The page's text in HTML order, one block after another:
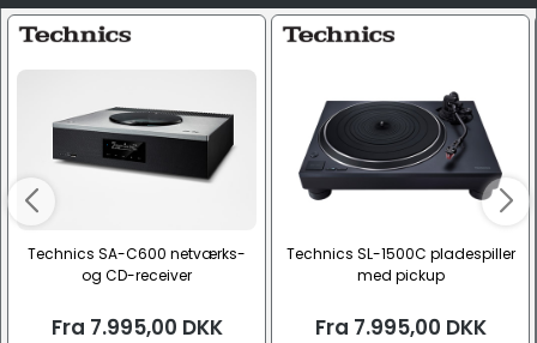
Technics SA-C600 netværks-
og CD-receiver
Fra 7.995,00 DKK
Technics SL-1500C pladespiller
med pickup
Fra 7.995,00 DKK